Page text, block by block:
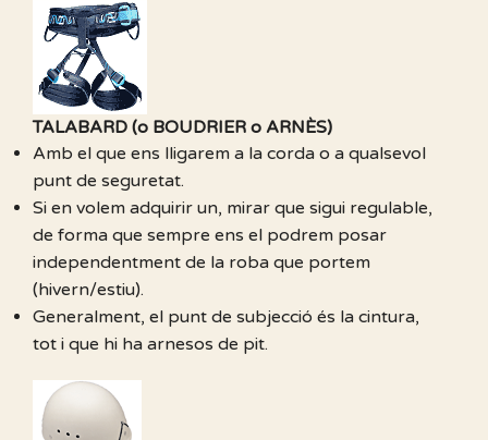
TALABARD (o BOUDRIER o ARNÈS)
Amb el que ens lligarem a la corda o a qualsevol
punt de seguretat.
Si en volem adquirir un, mirar que sigui regulable,
de forma que sempre ens el podrem posar
independentment de la roba que portem
(hivern/estiu).
Generalment, el punt de subjecció és la cintura,
tot i que hi ha arnesos de pit.